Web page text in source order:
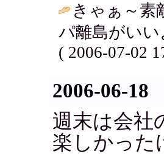
きゃぁ～素
パ離島がい
( 2006-07-02
2006-06-
週末は会社
楽しかった